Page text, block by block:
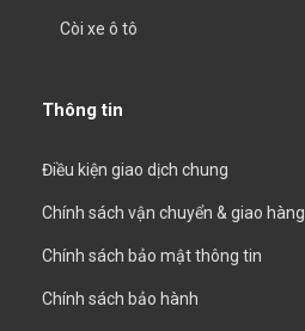
Còi xe ô tô
Thông tin
Điều kiện giao dịch chung
Chính sách vận chuyển & giao hàng
Chính sách bảo mật thông tin
Chính sách bảo hành